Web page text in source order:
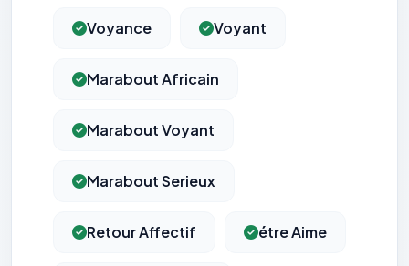
Voyance Voyant
Marabout Africain
Marabout Voyant
Marabout Serieux
Retour Affectif étre Aime